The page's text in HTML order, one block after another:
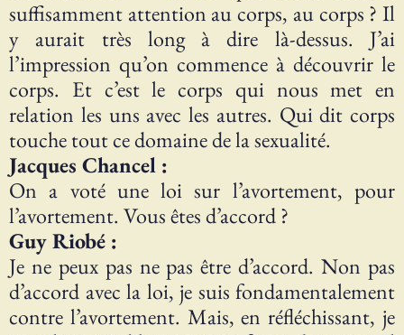
suffisamment attention au corps, au corps ? Il
y aurait très long à dire là-dessus. J’ai
l’impression qu’on commence à découvrir le
corps. Et c’est le corps qui nous met en
relation les uns avec les autres. Qui dit corps
touche tout ce domaine de la sexualité.
Jacques Chancel :
On a voté une loi sur l’avortement, pour
l’avortement. Vous êtes d’accord ?
Guy Riobé :
Je ne peux pas ne pas être d’accord. Non pas
d’accord avec la loi, je suis fondamentalement
contre l’avortement. Mais, en réfléchissant, je